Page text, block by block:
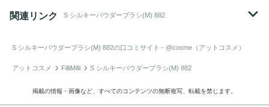
関連リンク S シルキーパウダーブラシ(M) 882
S シルキーパウダーブラシ(M) 882の口コミサイト - @cosme（アットコスメ）
アットコスメ FilliMilli S シルキーパウダーブラシ(M) 882
掲載の情報・画像など、すべてのコンテンツの無断複写、転載を禁じます。